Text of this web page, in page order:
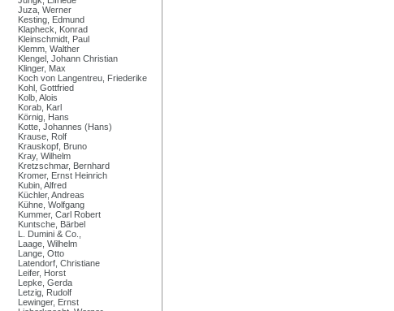
Juza, Werner
Kesting, Edmund
Klapheck, Konrad
Kleinschmidt, Paul
Klemm, Walther
Klengel, Johann Christian
Klinger, Max
Koch von Langentreu, Friederike
Kohl, Gottfried
Kolb, Alois
Korab, Karl
Körnig, Hans
Kotte, Johannes (Hans)
Krause, Rolf
Krauskopf, Bruno
Kray, Wilhelm
Kretzschmar, Bernhard
Kromer, Ernst Heinrich
Kubin, Alfred
Küchler, Andreas
Kühne, Wolfgang
Kummer, Carl Robert
Kuntsche, Bärbel
L. Dumini & Co.,
Laage, Wilhelm
Lange, Otto
Latendorf, Christiane
Leifer, Horst
Lepke, Gerda
Letzig, Rudolf
Lewinger, Ernst